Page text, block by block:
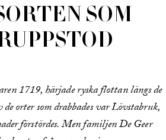
SOM
1719, härjade ryska flottan längs de
orter som drabbades var Lövstabruk,
förstördes. Men familjen De Geer